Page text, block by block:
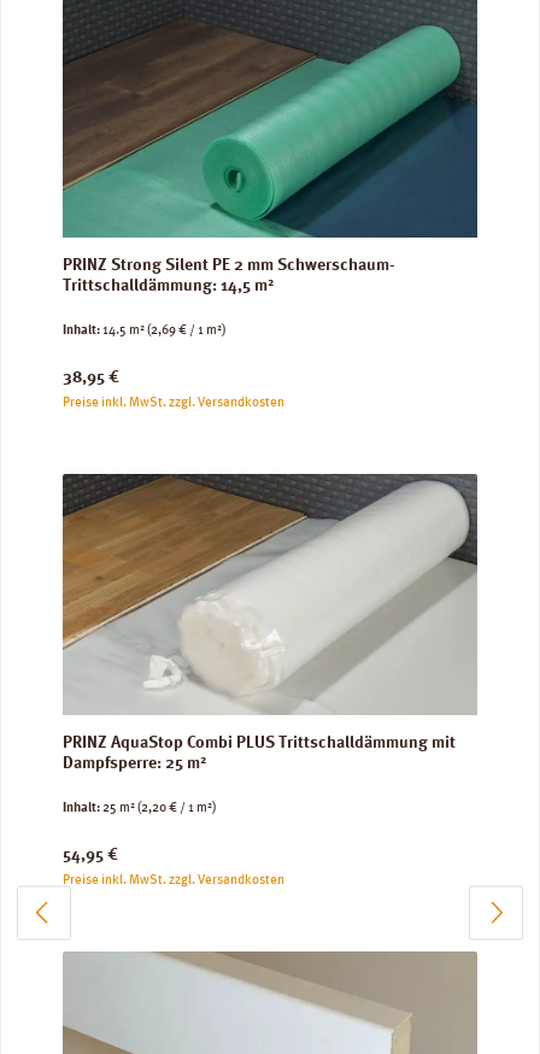
PRINZ Strong Silent PE 2 mm Schwerschaum-
Trittschalldämmung: 14,5 m²
Inhalt:14.5 m²(2,69 € / 1 m²)
Regulärer Preis:
38,95 €
Preise inkl. MwSt. zzgl. Versandkosten
PRINZ AquaStop Combi PLUS Trittschalldämmung mit
Dampfsperre: 25 m²
Inhalt:25 m²(2,20 € / 1 m²)
Regulärer Preis:
54,95 €
Preise inkl. MwSt. zzgl. Versandkosten